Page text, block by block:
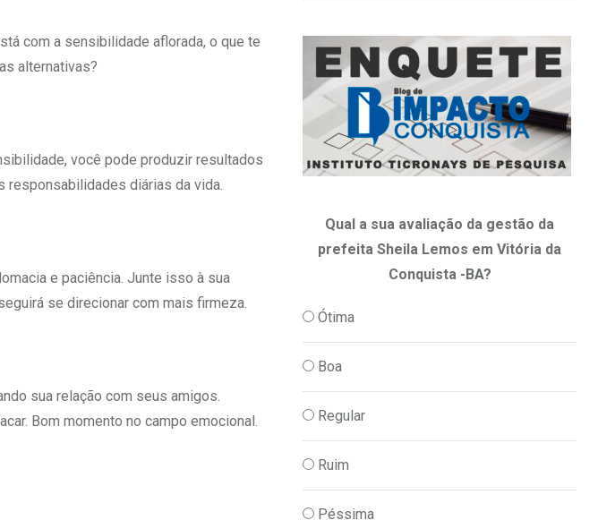
com a sensibilidade aflorada, o que te
alternativas?
você pode produzir resultados
responsabilidades diárias da vida.
e paciência. Junte isso à sua
se direcionar com mais firmeza.
sua relação com seus amigos.
Bom momento no campo emocional.
Qual a sua avaliação da gestão da
prefeita Sheila Lemos em Vitória da
Conquista -BA?
Ótima
Boa
Regular
Ruim
Péssima